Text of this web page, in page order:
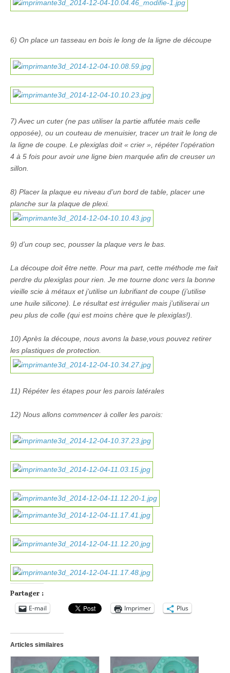
6) On place un tasseau en bois le long de la ligne de découpe
7) Avec un cuter (ne pas utiliser la partie affutée mais celle
opposée), ou un couteau de menuisier, tracer un trait le long de
la ligne de coupe. Le plexiglas doit « crier », répéter l’opération
4 à 5 fois pour avoir une ligne bien marquée afin de creuser un
sillon.
8) Placer la plaque eu niveau d’un bord de table, placer une
planche sur la plaque de plexi.
9) d’un coup sec, pousser la plaque vers le bas.
La découpe doit être nette. Pour ma part, cette méthode me fait
perdre du plexiglas pour rien. Je me tourne donc vers la bonne
vieille scie à métaux et j’utilise un lubrifiant de coupe (j’utilise
une huile silicone). Le résultat est irrégulier mais j’utiliserai un
peu plus de colle (qui est moins chère que le plexiglas!).
10) Après la découpe, nous avons la base,vous pouvez retirer
les plastiques de protection.
11) Répéter les étapes pour les parois latérales
12) Nous allons commencer à coller les parois:
Partager :
E-mail Imprimer Plus
Articles similaires